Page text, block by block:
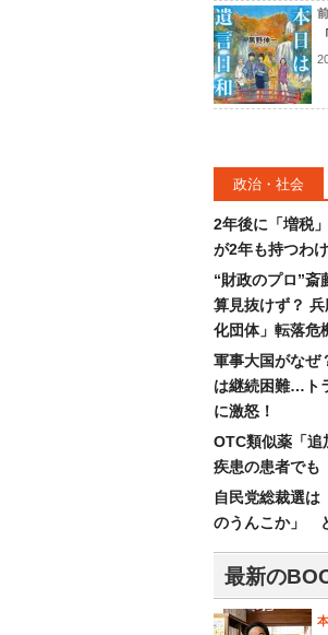
政治・社会
2年後に「増税
が2年も持つわ
“財政のプロ”斎
算見抜けず？
化団体」転落危
軍事大国がなぜ
は継続困難…ト
に激怒！
OTC類似薬「
疾患の患者でも
自民党総裁選は
のうんこか」
最新の